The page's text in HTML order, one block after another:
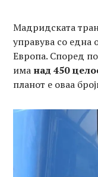
Мадридската
управува со една
Европа. Според
има над 450
планот е оваа